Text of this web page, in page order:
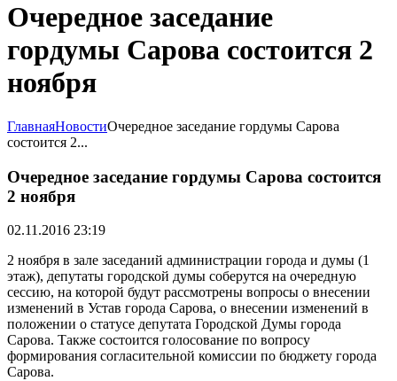
Очередное заседание
гордумы Сарова состоится 2
ноября
ГлавнаяНовостиОчередное заседание гордумы Сарова
состоится 2...
Очередное заседание гордумы Сарова состоится
2 ноября
02.11.2016 23:19
2 ноября в зале заседаний администрации города и думы (1
этаж), депутаты городской думы соберутся на очередную
сессию, на которой будут рассмотрены вопросы о внесении
изменений в Устав города Сарова, о внесении изменений в
положении о статусе депутата Городской Думы города
Сарова. Также состоится голосование по вопросу
формирования согласительной комиссии по бюджету города
Сарова.